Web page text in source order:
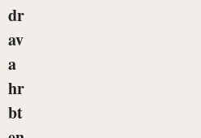
dr
av
a
hr
bt